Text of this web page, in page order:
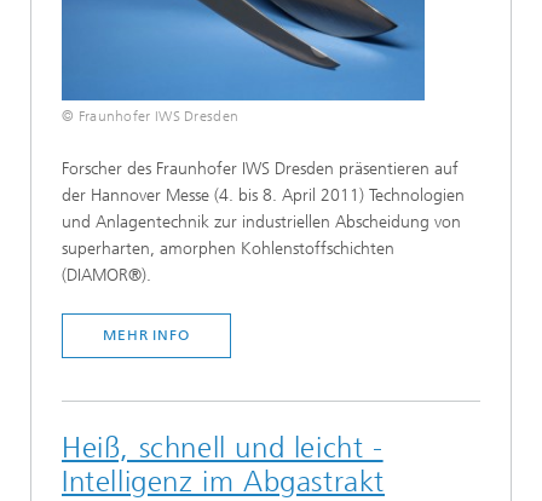
© Fraunhofer IWS Dresden
Forscher des Fraunhofer IWS Dresden präsentieren auf
der Hannover Messe (4. bis 8. April 2011) Technologien
und Anlagentechnik zur industriellen Abscheidung von
superharten, amorphen Kohlenstoffschichten
(DIAMOR®).
MEHR INFO
Heiß, schnell und leicht -
Intelligenz im Abgastrakt